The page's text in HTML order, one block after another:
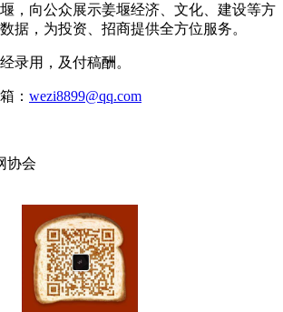
，向公众展示姜堰经济、文化、建设等方
据，为投资、招商提供全方位服务。
用，及付稿酬。
： wezi8899@qq.com
协会